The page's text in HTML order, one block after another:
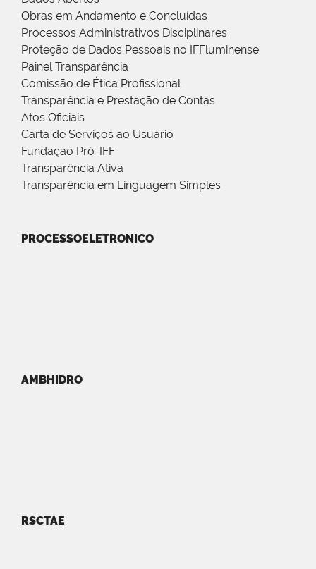
Obras em Andamento e Concluídas
Processos Administrativos Disciplinares
Proteção de Dados Pessoais no IFFluminense
Painel Transparência
Comissão de Ética Profissional
Transparência e Prestação de Contas
Atos Oficiais
Carta de Serviços ao Usuário
Fundação Pró-IFF
Transparência Ativa
Transparência em Linguagem Simples
PROCESSOELETRONICO
AMBHIDRO
RSCTAE